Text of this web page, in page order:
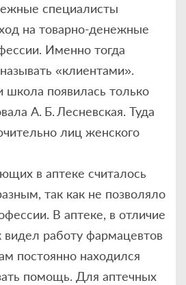
специалисты
на товарно-денежные
Именно тогда
«клиентами».
школа появилась только
А. Б. Лесневская. Туда
лиц женского
в аптеке считалось
так как не позволяло
В аптеке, в отличие
работу фармацевтов
постоянно находился
помощь. Для аптечных